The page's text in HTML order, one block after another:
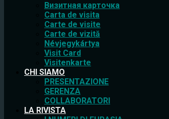
Bизитная карточка
Carta de visita
Carte de visite
Carte de vizită
Névjegykártya
Visit Card
Visitenkarte
CHI SIAMO
PRESENTAZIONE
GERENZA
COLLABORATORI
LA RIVISTA